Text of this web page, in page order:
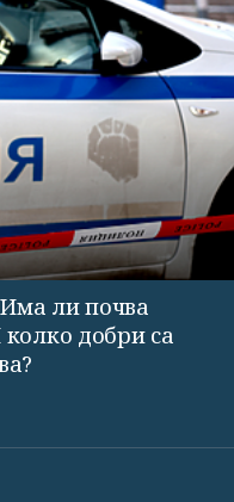
ли почва
добри са